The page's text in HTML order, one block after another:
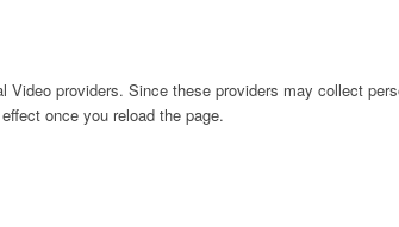
providers. Since these providers may collect
once you reload the page.